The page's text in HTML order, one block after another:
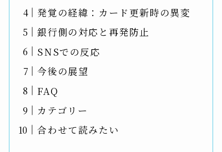
発覚の経緯：カード更新時の異変
銀行側の対応と再発防止
SNSでの反応
今後の展望
FAQ
カテゴリー
合わせて読みたい